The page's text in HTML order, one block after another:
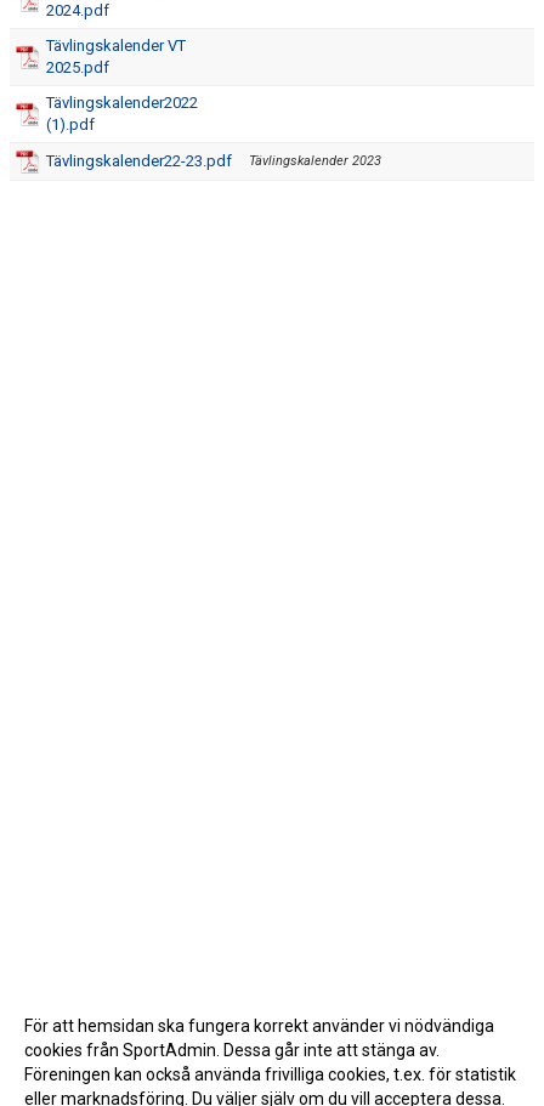
2024.pdf
Tävlingskalender VT
2025.pdf
Tävlingskalender2022
(1).pdf
Tävlingskalender22-23.pdf
Tävlingskalender 2023
För att hemsidan ska fungera korrekt använder vi nödvändiga
cookies från SportAdmin. Dessa går inte att stänga av.
Föreningen kan också använda frivilliga cookies, t.ex. för statistik
eller marknadsföring. Du väljer själv om du vill acceptera dessa.